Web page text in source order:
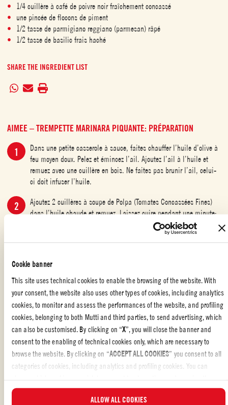
Cookie banner
This site uses technical cookies to enable the browsing of the website. With
your consent, the website also uses other types of cookies, including analytics
cookies, to monitor and assess the performances of the website, and profiling
cookies, belonging to both Mutti and third parties, to send advertising, which
can also be customised. By clicking on “X”, you will close the banner and
consent to the enabling of technical cookies only, which are necessary to
browse the website. By clicking on “ACCEPT ALL COOKIES” you consent to all
categories of cookies, including analytics and profiling cookies. You can
updated list of cookies by clicking on “MANAGE”. For more information, please
ALLOW ALL COOKIES
1/4 cuillère à café de poivre noir fraîchement concassé
une pincée de flocons de piment
1/2 tasse de parmigiano reggiano (parmesan) râpé
1/2 tasse de basilic frais haché
SHARE THE INGREDIENT LIST
AIMEE – TREMPETTE MARINARA PIQUANTE: PRÉPARATION
Dans une petite casserole à sauce, faites chauffer l’huile d’olive à
feu moyen doux. Pelez et émincez l’ail. Ajoutez l’ail à l’huile et
remuez avec une cuillère en bois. Ne faites pas brunir l’ail, celui-
ci doit infuser l’huile.
Ajoutez 2 cuillères à soupe de Polpa (Tomates Concassées Fines)
dans l’huile chaude et remuez. Laissez cuire pendant une minute;
l’huile d’olive prendra une couleur dorée. Ce sofrito apportera à la
sauce un regain de saveur lorsque la sauce tomate caramélisera
Ajoutez le reste de tomates (gardez et lavez la boîte!) ainsi que le
sel, le poivre et les flocons de piment.Remuez bien. Laissez mijoter
à feu moyen-doux pendant 15 minutes. La sauce épaissira
légèrement.
Incorporez le parmigiano reggiano râpé et le basilic frais. Faites
cuire pendant une minute supplémentaire. Goûtez et ajustez le sel,
si désiré. Servez chaud avec des gressins dans votre boîte de
conserve Mutti.